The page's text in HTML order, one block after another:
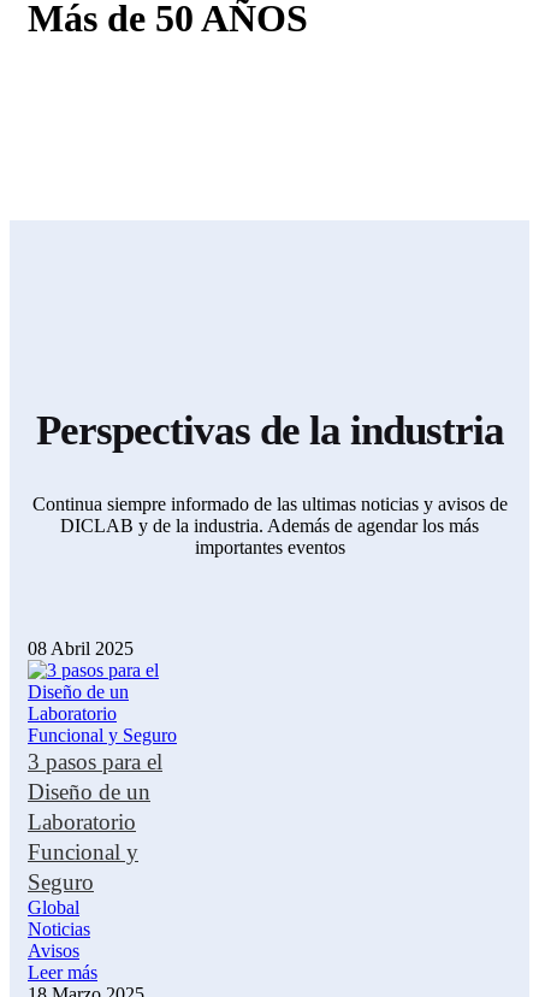
Perspectivas de la industria
Continua siempre informado de las ultimas noticias y avisos de
DICLAB y de la industria. Además de agendar los más
importantes eventos
08 Abril 2025
3 pasos para el
Diseño de un
Laboratorio
Funcional y
Seguro
Global
Noticias
Avisos
Leer más